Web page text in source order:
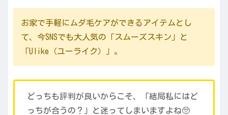
お家で手軽にムダ毛ケアができるアイテムとし
て、今SNSでも大人気の「スムーズスキン」と
「Ulike（ユーライク）」。
どっちも評判が良いからこそ、「結局私にはど
っちが合うの？」と迷ってしまいますよね🥺